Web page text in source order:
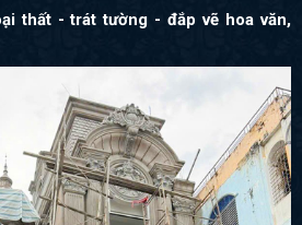
thất - trát tường - đắp vẽ hoa văn,